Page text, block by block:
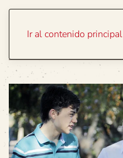
Ir al contenido principal